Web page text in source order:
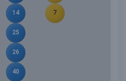
14
25
26
40
7